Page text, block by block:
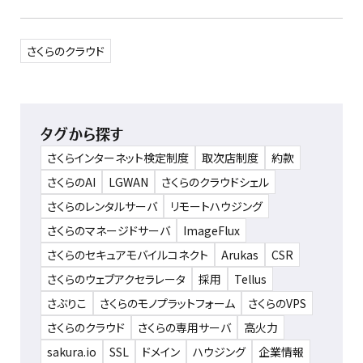
さくらのクラウド
タグから探す
さくらインターネット検定制度 取次店制度
約款
さくらのAI
LGWAN
さくらのクラウドシェル
さくらのレンタルサーバ
リモートハウジング
さくらのマネージドサーバ
ImageFlux
さくらのセキュアモバイルコネクト
Arukas
CSR
さくらのウェブアクセラレータ
採用
Tellus
さぶりこ
さくらのモノプラットフォーム
さくらのVPS
さくらのクラウド
さくらの専用サーバ
高火力
sakura.io
SSL ドメイン ハウジング 企業情報